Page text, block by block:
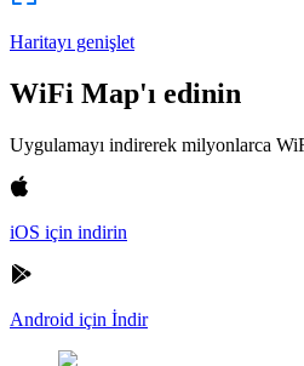
Haritayı genişlet
WiFi Map'ı edinin
Uygulamayı indirerek milyonlarca
iOS için indirin
Android için İndir